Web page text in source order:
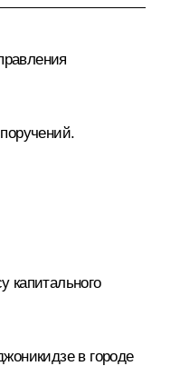
капитального
в городе